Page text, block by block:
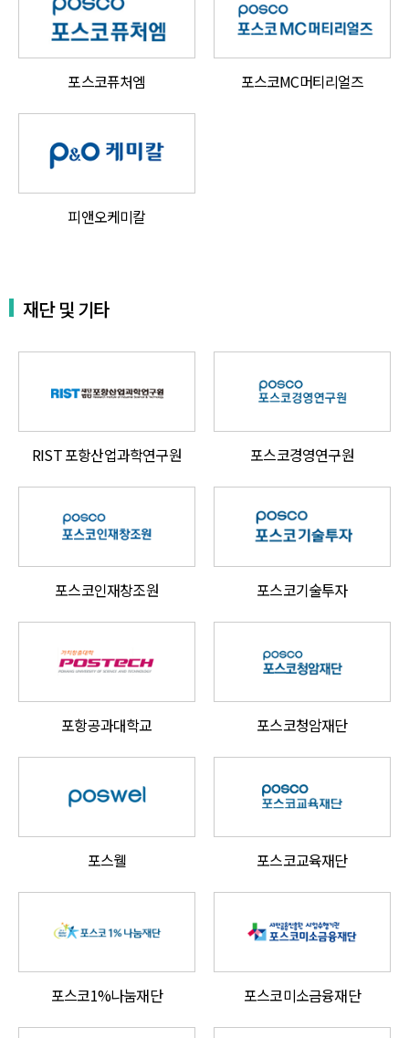
포스코퓨처엠 포스코MC머티리얼즈
피앤오케미칼
재단 및 기타
RIST 포항산업과학연구원 포스코경영연구원
포스코인재창조원 포스코기술투자
포항공과대학교 포스코청암재단
포스웰 포스코교육재단
포스코1%나눔재단 포스코미소금융재단